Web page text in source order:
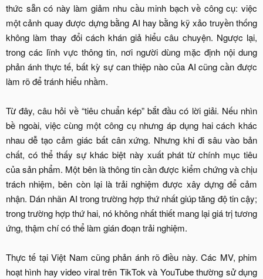
thức sẵn có này làm giảm nhu cầu minh bạch về công cụ: việc
một cảnh quay được dựng bằng AI hay bằng kỹ xảo truyền thống
không làm thay đổi cách khán giả hiểu câu chuyện. Ngược lại,
trong các lĩnh vực thông tin, nơi người dùng mặc định nội dung
phản ánh thực tế, bất kỳ sự can thiệp nào của AI cũng cần được
làm rõ để tránh hiểu nhầm.
Từ đây, câu hỏi về “tiêu chuẩn kép” bắt đầu có lời giải. Nếu nhìn
bề ngoài, việc cùng một công cụ nhưng áp dụng hai cách khác
nhau dễ tạo cảm giác bất cân xứng. Nhưng khi đi sâu vào bản
chất, có thể thấy sự khác biệt này xuất phát từ chính mục tiêu
của sản phẩm. Một bên là thông tin cần được kiểm chứng và chịu
trách nhiệm, bên còn lại là trải nghiệm được xây dựng để cảm
nhận. Dán nhãn AI trong trường hợp thứ nhất giúp tăng độ tin cậy;
trong trường hợp thứ hai, nó không nhất thiết mang lại giá trị tương
ứng, thậm chí có thể làm gián đoạn trải nghiệm.
Thực tế tại Việt Nam cũng phản ánh rõ điều này. Các MV, phim
hoạt hình hay video viral trên TikTok và YouTube thường sử dụng